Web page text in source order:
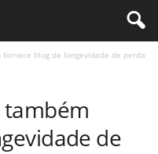
blog de longevidade de perda
também
de